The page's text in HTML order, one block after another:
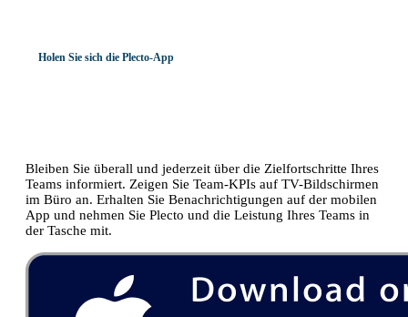
Holen Sie sich die Plecto-App
Bleiben Sie überall und jederzeit über die Zielfortschritte Ihres
Teams informiert. Zeigen Sie Team-KPIs auf TV-Bildschirmen
im Büro an. Erhalten Sie Benachrichtigungen auf der mobilen
App und nehmen Sie Plecto und die Leistung Ihres Teams in
der Tasche mit.